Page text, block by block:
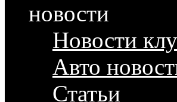
новости
Новости
Авто
Статьи